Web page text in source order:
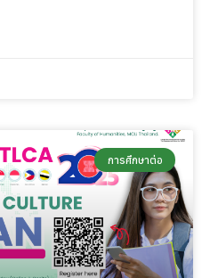
การศึกษาต่อ